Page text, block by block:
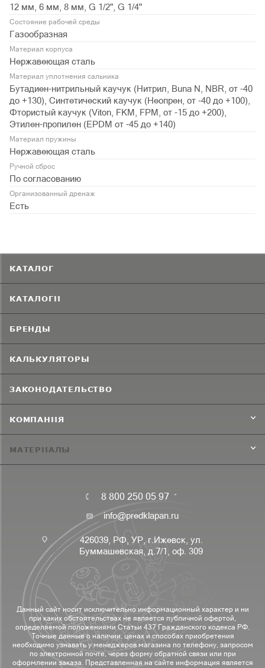
12 мм, 6 мм, 8 мм, G 1/2", G 1/4"
Состояние рабочей среды
Газообразная
Материал корпуса
Нержавеющая сталь
Материал уплотнения сальника
Бутадиен-нитрильный каучук (Нитрил, Buna N, NBR, от -40
до +130), Синтетический каучук (Неопрен, от -40 до +100),
Фтористый каучук (Viton, FKM, FPM, от -15 до +200),
Этилен-пропилен (EPDM от -45 до +140)
Материал пружины
Нержавеющая сталь
Ручной сброс
По согласованию
Организованный дренаж
Есть
КАТАЛОГ
КАТАЛОГИ
БРЕНДЫ
КАЛЬКУЛЯТОРЫ
ЗАКОНОДАТЕЛЬСТВО
КОМПАНИЯ
МАТЕРИАЛЫ
8 800 250 05 97
info@predklapan.ru
426039, РФ, УР, г.Ижевск, ул.
Буммашевская, д.7/1, оф. 309
Данный сайт носит исключительно информационный характер и ни
при каких обстоятельствах не является публичной офертой,
определяемой положениями Статьи 437 Гражданского кодекса РФ.
Точные данные о наличии, ценах и способах приобретения
необходимо узнавать у менеджеров магазина по телефону, запросом
по электронной почте, через форму обратной связи или при
оформлении заказа. Представленная на сайте информация является